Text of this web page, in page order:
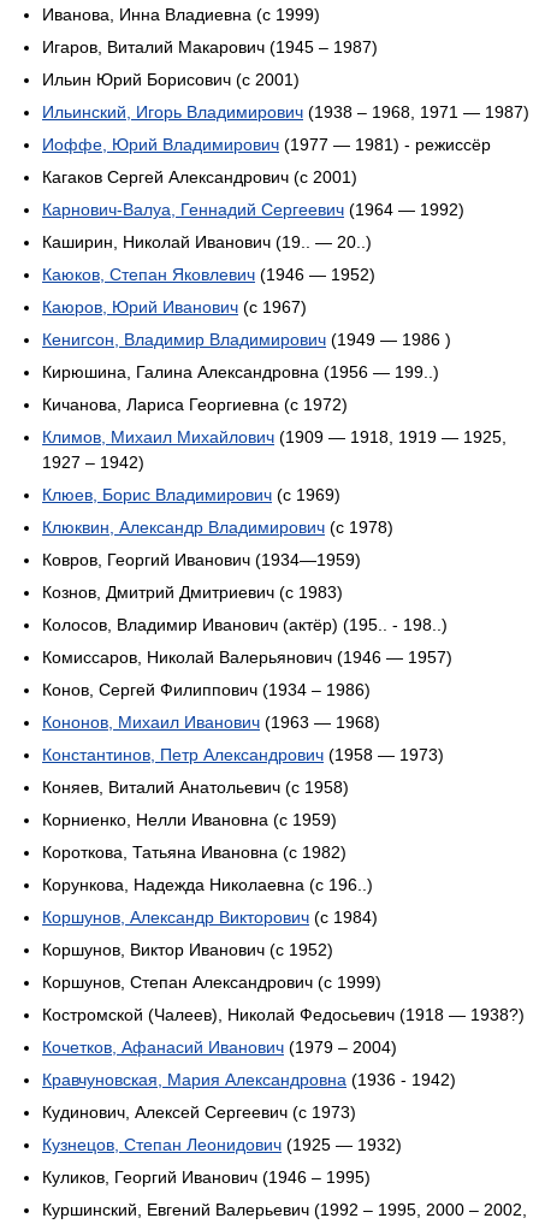
Иванова, Инна Владиевна (c 1999)
Игаров, Виталий Макарович (1945 – 1987)
Ильин Юрий Борисович (c 2001)
Ильинский, Игорь Владимирович (1938 – 1968, 1971 — 1987)
Иоффе, Юрий Владимирович (1977 — 1981) - режиссёр
Кагаков Сергей Александрович (c 2001)
Карнович-Валуа, Геннадий Сергеевич (1964 — 1992)
Каширин, Николай Иванович (19.. — 20..)
Каюков, Степан Яковлевич (1946 — 1952)
Каюров, Юрий Иванович (с 1967)
Кенигсон, Владимир Владимирович (1949 — 1986 )
Кирюшина, Галина Александровна (1956 — 199..)
Кичанова, Лариса Георгиевна (с 1972)
Климов, Михаил Михайлович (1909 — 1918, 1919 — 1925,
1927 – 1942)
Клюев, Борис Владимирович (с 1969)
Клюквин, Александр Владимирович (с 1978)
Ковров, Георгий Иванович (1934—1959)
Кознов, Дмитрий Дмитриевич (c 1983)
Колосов, Владимир Иванович (актёр) (195.. - 198..)
Комиссаров, Николай Валерьянович (1946 — 1957)
Конов, Сергей Филиппович (1934 – 1986)
Кононов, Михаил Иванович (1963 — 1968)
Константинов, Петр Александрович (1958 — 1973)
Коняев, Виталий Анатольевич (c 1958)
Корниенко, Нелли Ивановна (c 1959)
Короткова, Татьяна Ивановна (c 1982)
Корункова, Надежда Николаевна (c 196..)
Коршунов, Александр Викторович (с 1984)
Коршунов, Виктор Иванович (с 1952)
Коршунов, Степан Александрович (c 1999)
Костромской (Чалеев), Николай Федосьевич (1918 — 1938?)
Кочетков, Афанасий Иванович (1979 – 2004)
Кравчуновская, Мария Александровна (1936 - 1942)
Кудинович, Алексей Сергеевич (с 1973)
Кузнецов, Степан Леонидович (1925 — 1932)
Куликов, Георгий Иванович (1946 – 1995)
Куршинский, Евгений Валерьевич (1992 – 1995, 2000 – 2002,